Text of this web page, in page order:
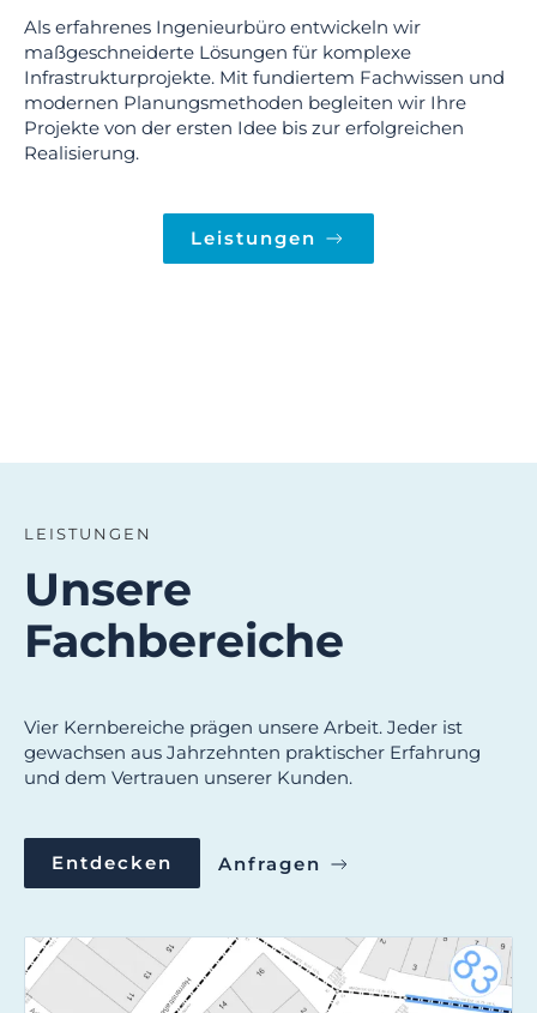
Als erfahrenes Ingenieurbüro entwickeln wir
maßgeschneiderte Lösungen für komplexe
Infrastrukturprojekte. Mit fundiertem Fachwissen und
modernen Planungsmethoden begleiten wir Ihre
Projekte von der ersten Idee bis zur erfolgreichen
Realisierung.
Leistungen
LEISTUNGEN
Unsere
Fachbereiche
Vier Kernbereiche prägen unsere Arbeit. Jeder ist
gewachsen aus Jahrzehnten praktischer Erfahrung
und dem Vertrauen unserer Kunden.
Entdecken Anfragen